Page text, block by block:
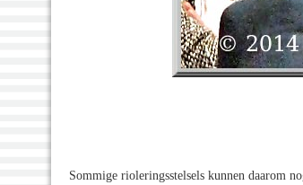
Sommige rioleringsstelsels kunnen daarom